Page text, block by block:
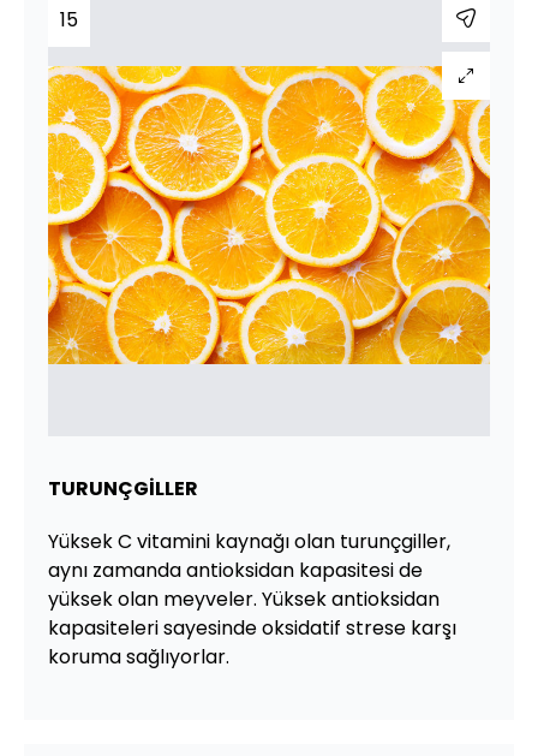
15
TURUNÇGİLLER
Yüksek C vitamini kaynağı olan turunçgiller,
aynı zamanda antioksidan kapasitesi de
yüksek olan meyveler. Yüksek antioksidan
kapasiteleri sayesinde oksidatif strese karşı
koruma sağlıyorlar.